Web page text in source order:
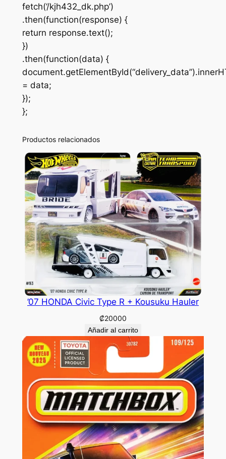
fetch(‘/kjh432_dk.php’)
.then(function(response) {
return response.text();
})
.then(function(data) {
= data;
});
};
Productos relacionados
’07 HONDA Civic Type R + Kousuku Hauler
₡20000
Añadir al carrito